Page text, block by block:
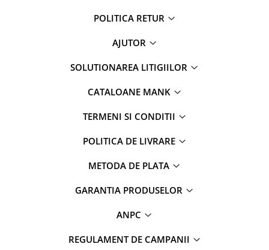
POLITICA RETUR
AJUTOR
SOLUTIONAREA LITIGIILOR
CATALOANE MANK
TERMENI SI CONDITII
POLITICA DE LIVRARE
METODA DE PLATA
GARANTIA PRODUSELOR
ANPC
REGULAMENT DE CAMPANII